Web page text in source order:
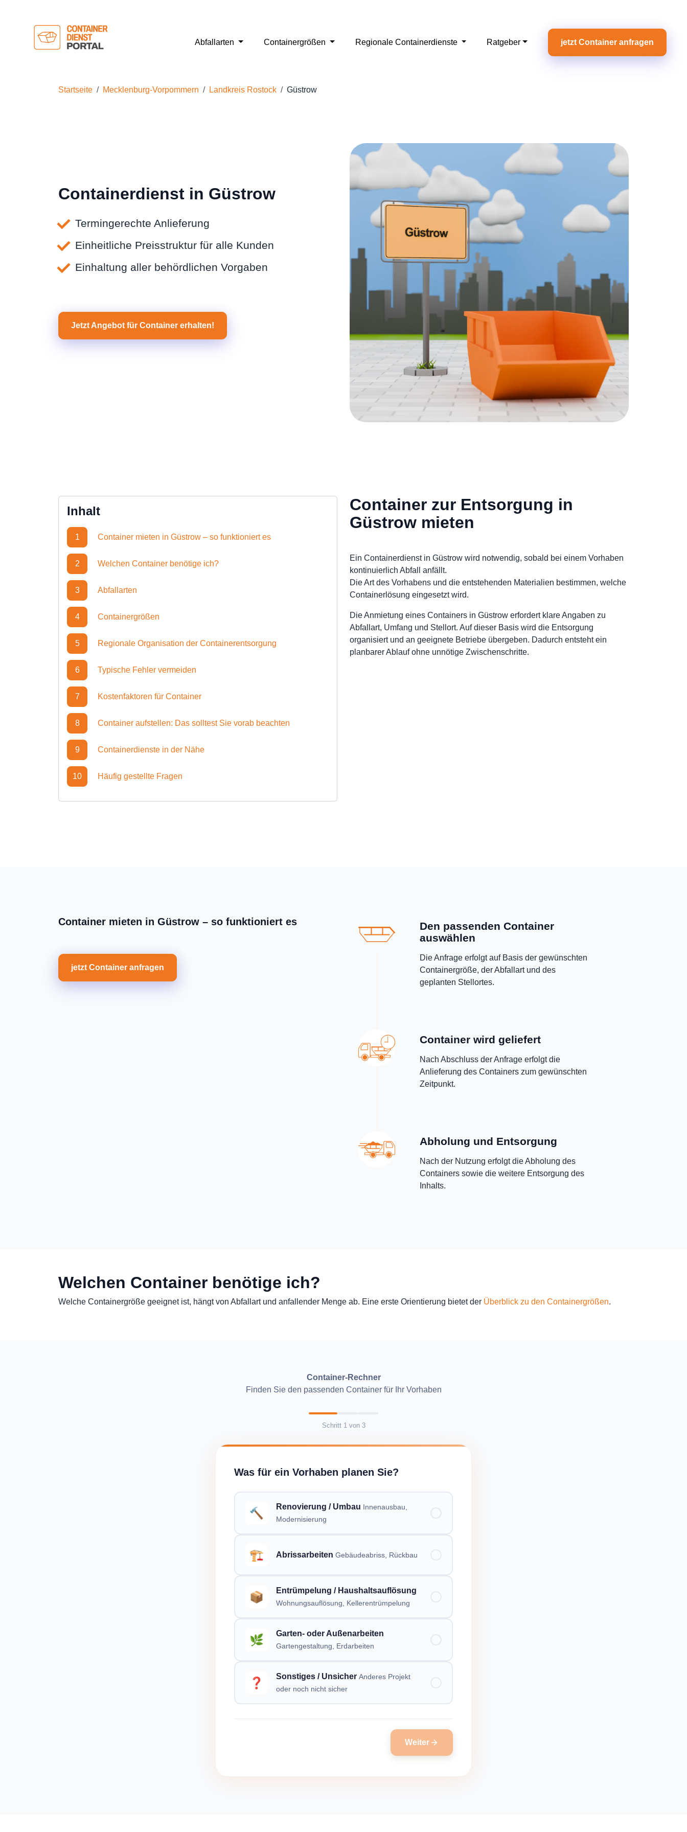
Abfallarten Containergrößen Regionale Containerdienste Ratgeber jetzt Container anfragen
Startseite Mecklenburg-Vorpommern Landkreis Rostock Güstrow
Containerdienst in Güstrow
Termingerechte Anlieferung
Einheitliche Preisstruktur für alle Kunden
Einhaltung aller behördlichen Vorgaben
Jetzt Angebot für Container erhalten!
Inhalt
1 Container mieten in Güstrow – so funktioniert es
2 Welchen Container benötige ich?
3 Abfallarten
4 Containergrößen
5 Regionale Organisation der Containerentsorgung
6 Typische Fehler vermeiden
7 Kostenfaktoren für Container
8 Container aufstellen: Das solltest Sie vorab beachten
9 Containerdienste in der Nähe
10 Häufig gestellte Fragen
Container zur Entsorgung in
Güstrow mieten
Ein Containerdienst in Güstrow wird notwendig, sobald bei einem Vorhaben
kontinuierlich Abfall anfällt.
Die Art des Vorhabens und die entstehenden Materialien bestimmen, welche
Containerlösung eingesetzt wird.
Die Anmietung eines Containers in Güstrow erfordert klare Angaben zu
Abfallart, Umfang und Stellort. Auf dieser Basis wird die Entsorgung
organisiert und an geeignete Betriebe übergeben. Dadurch entsteht ein
planbarer Ablauf ohne unnötige Zwischenschritte.
Container mieten in Güstrow – so funktioniert es
jetzt Container anfragen
Den passenden Container
auswählen
Die Anfrage erfolgt auf Basis der gewünschten
Containergröße, der Abfallart und des
geplanten Stellortes.
Container wird geliefert
Nach Abschluss der Anfrage erfolgt die
Anlieferung des Containers zum gewünschten
Zeitpunkt.
Abholung und Entsorgung
Nach der Nutzung erfolgt die Abholung des
Containers sowie die weitere Entsorgung des
Inhalts.
Welchen Container benötige ich?
Welche Containergröße geeignet ist, hängt von Abfallart und anfallender Menge ab. Eine erste Orientierung bietet der Überblick zu den Containergrößen.
Container-Rechner
Finden Sie den passenden Container für Ihr Vorhaben
Schritt 1von 3
Was für ein Vorhaben planen Sie?
🔨 Renovierung / Umbau
Innenausbau,
Modernisierung
🏗️ Abrissarbeiten Gebäudeabriss, Rückbau
📦 Entrümpelung / Haushaltsauflösung
Wohnungsauflösung, Kellerentrümpelung
🌿 Garten- oder Außenarbeiten
Gartengestaltung, Erdarbeiten
❓ Sonstiges / Unsicher Anderes Projekt
oder noch nicht sicher
Weiter